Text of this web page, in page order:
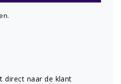
direct naar de klant